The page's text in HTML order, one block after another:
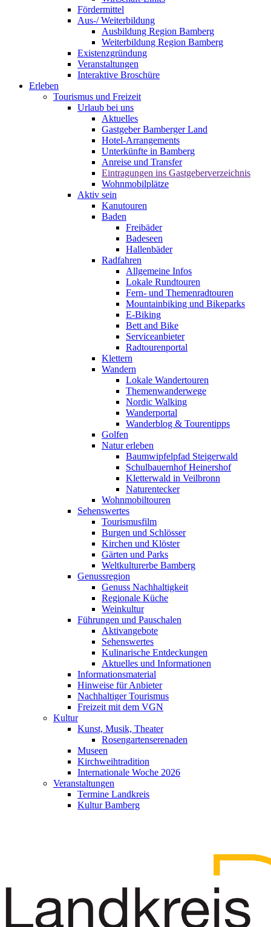
Fördermittel
Aus-/ Weiterbildung
Ausbildung Region Bamberg
Weiterbildung Region Bamberg
Existenzgründung
Veranstaltungen
Interaktive Broschüre
Erleben
Tourismus und Freizeit
Urlaub bei uns
Aktuelles
Gastgeber Bamberger Land
Hotel-Arrangements
Unterkünfte in Bamberg
Anreise und Transfer
Eintragungen ins Gastgeberverzeichnis
Wohnmobilplätze
Aktiv sein
Kanutouren
Baden
Freibäder
Badeseen
Hallenbäder
Radfahren
Allgemeine Infos
Lokale Rundtouren
Fern- und Themenradtouren
Mountainbiking und Bikeparks
E-Biking
Bett and Bike
Serviceanbieter
Radtourenportal
Klettern
Wandern
Lokale Wandertouren
Themenwanderwege
Nordic Walking
Wanderportal
Wanderblog & Tourentipps
Golfen
Natur erleben
Baumwipfelpfad Steigerwald
Schulbauernhof Heinershof
Kletterwald in Veilbronn
Naturentecker
Wohnmobiltouren
Sehenswertes
Tourismusfilm
Burgen und Schlösser
Kirchen und Klöster
Gärten und Parks
Weltkulturerbe Bamberg
Genussregion
Genuss Nachhaltigkeit
Regionale Küche
Weinkultur
Führungen und Pauschalen
Aktivangebote
Sehenswertes
Kulinarische Entdeckungen
Aktuelles und Informationen
Informationsmaterial
Hinweise für Anbieter
Nachhaltiger Tourismus
Freizeit mit dem VGN
Kultur
Kunst, Musik, Theater
Rosengartenserenaden
Museen
Kirchweihtradition
Internationale Woche 2026
Veranstaltungen
Termine Landkreis
Kultur Bamberg